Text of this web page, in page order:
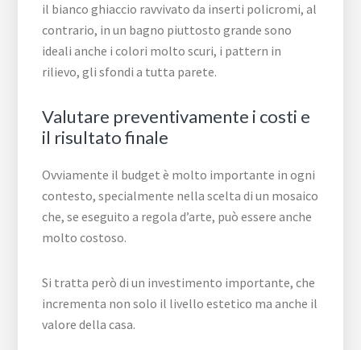
il bianco ghiaccio ravvivato da inserti policromi, al
contrario, in un bagno piuttosto grande sono
ideali anche i colori molto scuri, i pattern in
rilievo, gli sfondi a tutta parete.
Valutare preventivamente i costi e
il risultato finale
Ovviamente il budget è molto importante in ogni
contesto, specialmente nella scelta di un mosaico
che, se eseguito a regola d’arte, può essere anche
molto costoso.
Si tratta però di un investimento importante, che
incrementa non solo il livello estetico ma anche il
valore della casa.